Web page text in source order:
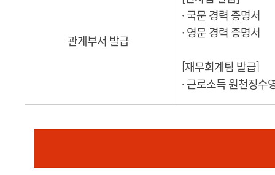
관계부서 발급
· 국문 경력 증명서
· 영문 경력 증명서
[재무회계팀 발급]
· 근로소득 원천징수